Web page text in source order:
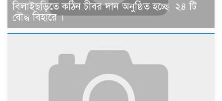
বিলাইছড়িতে কঠিন চীবর দান অনুষ্ঠিত হচ্ছে ২৪ টি
বৌদ্ধ বিহারে ।